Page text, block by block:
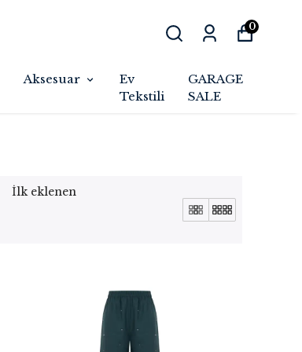
Aksesuar
Ev
Tekstili
GARAGE
SALE
0
İlk eklenen